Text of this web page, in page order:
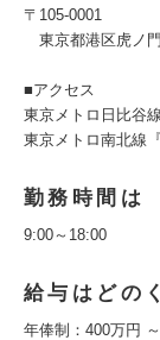
〒105-0001
東京都港区虎ノ
■アクセス
東京メトロ日比
東京メトロ南北線
勤務時間は
9:00～18:00
給与はどの
年俸制：400万円